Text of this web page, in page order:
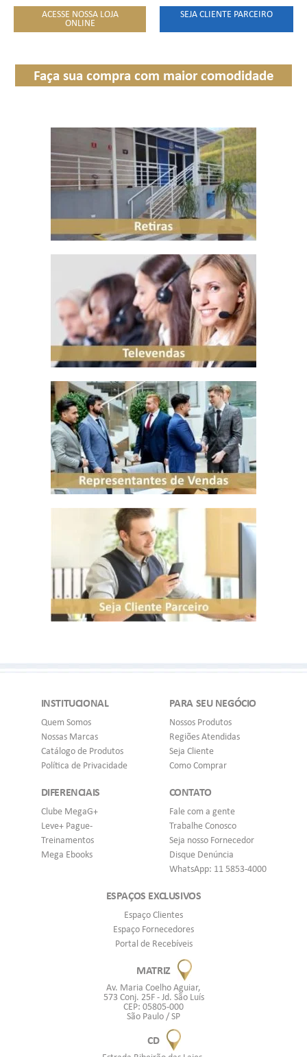
ACESSE NOSSA LOJA
ONLINE
SEJA CLIENTE PARCEIRO
Faça sua compra com maior comodidade
INSTITUCIONAL
Quem Somos
Nossas Marcas
Catálogo de Produtos
Política de Privacidade
PARA SEU NEGÓCIO
Nossos Produtos
Regiões Atendidas
Seja Cliente
Como Comprar
DIFERENCIAIS
Clube MegaG+
Leve+ Pague-
Treinamentos
Mega Ebooks
CONTATO
Fale com a gente
Trabalhe Conosco
Seja nosso Fornecedor
Disque Denúncia
WhatsApp: 11 5853-4000
ESPAÇOS EXCLUSIVOS
Espaço Clientes
Espaço Fornecedores
Portal de Recebíveis
MATRIZ
Av. Maria Coelho Aguiar,
573 Conj. 25F - Jd. São Luís
CEP: 05805-000
São Paulo / SP
CD